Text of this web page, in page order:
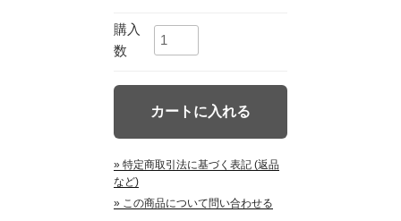
購入
数
» 特定商取引法に基づく表記 (返品
など)
» この商品について問い合わせる